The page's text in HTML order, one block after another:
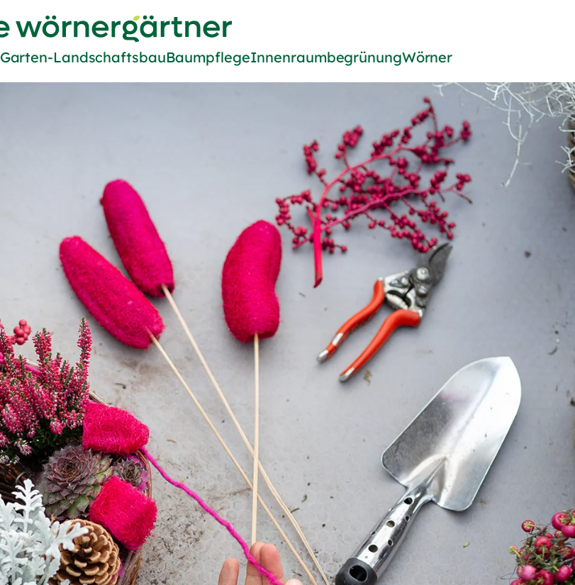
Zur Startseite von Die Wörnergärtner
Garten-LandschaftsbauBaumpflegeInnenraumbegrünungWörner